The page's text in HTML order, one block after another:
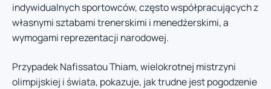
indywidualnych sportowców, często współpracujących z
własnymi sztabami trenerskimi i menedżerskimi, a
wymogami reprezentacji narodowej.
Przypadek Nafissatou Thiam, wielokrotnej mistrzyni
olimpijskiej i świata, pokazuje, jak trudne jest pogodzenie